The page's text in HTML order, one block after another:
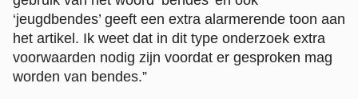
‘jeugdbendes’ geeft een extra alarmerende toon aan
het artikel. Ik weet dat in dit type onderzoek extra
voorwaarden nodig zijn voordat er gesproken mag
worden van bendes.”